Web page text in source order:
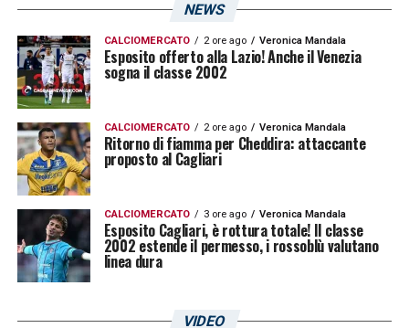
Girone C: Atalanta, Bologna,Cagliari,
Crotone, Frosinone, Genoa, Inter, Novara,
Palermo, Pisa, Roma, Salernitana, Ternana,
Virtus Entella.
LA PLAYLIST DELLE NOSTRE TOP NEWS
NEWS
CALCIOMERCATO 2 ore ago Veronica Mandala
Esposito offerto alla Lazio! Anche il Venezia
sogna il classe 2002
CALCIOMERCATO 2 ore ago Veronica Mandala
Ritorno di fiamma per Cheddira: attaccante
proposto al Cagliari
CALCIOMERCATO 3 ore ago Veronica Mandala
Esposito Cagliari, è rottura totale! Il classe
2002 estende il permesso, i rossoblù valutano
linea dura
VIDEO